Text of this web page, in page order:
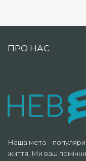
ПРО НАС
Наша мета –
життя. Ми ваш